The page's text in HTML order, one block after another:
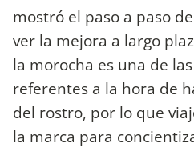
mostró el paso a paso
ver la mejora a largo
la morocha es una de
referentes a la hora de
del rostro, por lo que
la marca para